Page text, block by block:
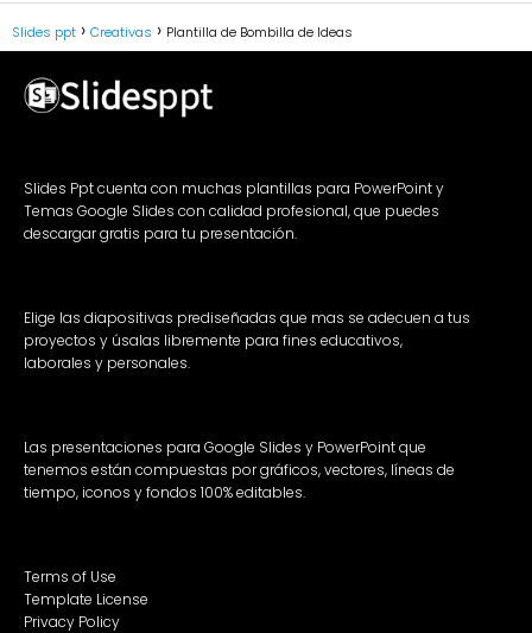
Slides ppt Creativas Plantilla de Bombilla de Ideas
Slides Ppt cuenta con muchas plantillas para PowerPoint y
Temas Google Slides con calidad profesional, que puedes
descargar gratis para tu presentación.
Elige las diapositivas prediseñadas que mas se adecuen a tus
proyectos y úsalas libremente para fines educativos,
laborales y personales.
Las presentaciones para Google Slides y PowerPoint que
tenemos están compuestas por gráficos, vectores, líneas de
tiempo, iconos y fondos 100% editables.
Terms of Use
Template License
Privacy Policy